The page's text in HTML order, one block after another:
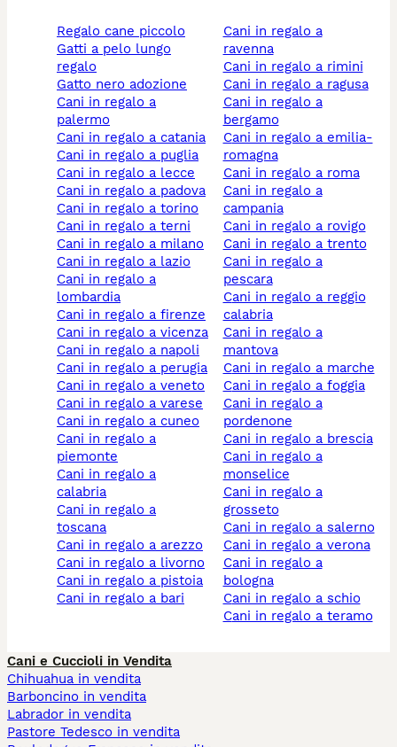
regalo cane piccolo
gatti a pelo lungo
regalo
gatto nero adozione
cani in regalo a
palermo
cani in regalo a catania
cani in regalo a puglia
cani in regalo a lecce
cani in regalo a padova
cani in regalo a torino
cani in regalo a terni
cani in regalo a milano
cani in regalo a lazio
cani in regalo a
lombardia
cani in regalo a firenze
cani in regalo a vicenza
cani in regalo a napoli
cani in regalo a perugia
cani in regalo a veneto
cani in regalo a varese
cani in regalo a cuneo
cani in regalo a
piemonte
cani in regalo a
calabria
cani in regalo a
toscana
cani in regalo a arezzo
cani in regalo a livorno
cani in regalo a pistoia
cani in regalo a bari
cani in regalo a
ravenna
cani in regalo a rimini
cani in regalo a ragusa
cani in regalo a
bergamo
cani in regalo a emilia-
romagna
cani in regalo a roma
cani in regalo a
campania
cani in regalo a rovigo
cani in regalo a trento
cani in regalo a
pescara
cani in regalo a reggio
calabria
cani in regalo a
mantova
cani in regalo a marche
cani in regalo a foggia
cani in regalo a
pordenone
cani in regalo a brescia
cani in regalo a
monselice
cani in regalo a
grosseto
cani in regalo a salerno
cani in regalo a verona
cani in regalo a
bologna
cani in regalo a schio
cani in regalo a teramo
Cani e Cuccioli in Vendita
Chihuahua in vendita
Barboncino in vendita
Labrador in vendita
Pastore Tedesco in vendita